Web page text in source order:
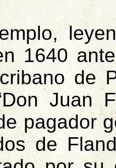
1640
de
Juan
pagador
de